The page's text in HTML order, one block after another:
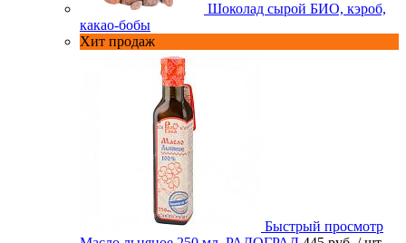
Шоколад сырой БИО, кэроб,
какао-бобы
Хит продаж
Быстрый просмотр